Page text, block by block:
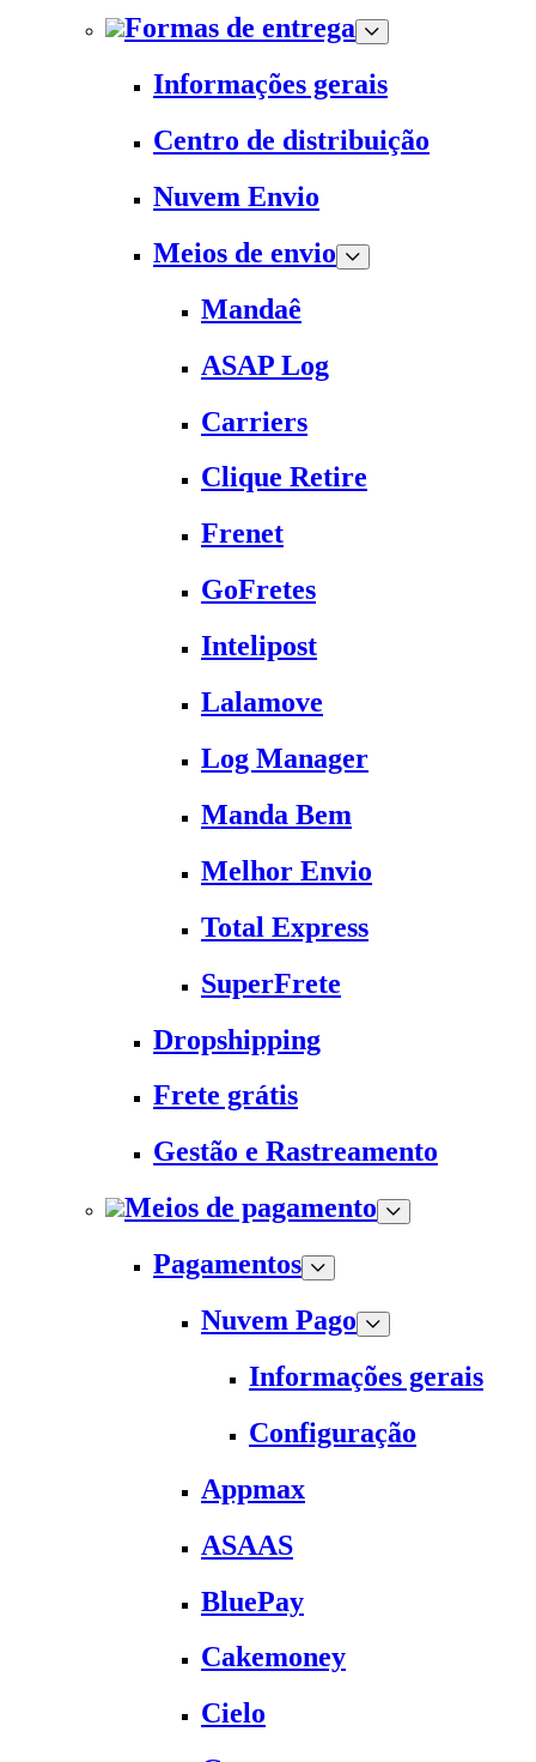
Formas de entrega
Informações gerais
Centro de distribuição
Nuvem Envio
Meios de envio
Mandaê
ASAP Log
Carriers
Clique Retire
Frenet
GoFretes
Intelipost
Lalamove
Log Manager
Manda Bem
Melhor Envio
Total Express
SuperFrete
Dropshipping
Frete grátis
Gestão e Rastreamento
Meios de pagamento
Pagamentos
Nuvem Pago
Informações gerais
Configuração
Appmax
ASAAS
BluePay
Cakemoney
Cielo